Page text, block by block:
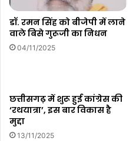
डॉ. रमन सिंह को बीजेपी में लाने
वाले बिसे गुरूजी का निधन
04/11/2025
छत्तीसगढ़ में शुरू हुई कांग्रेस की
‘रथयात्रा’, इस बार विकास है
मुद्दा
13/11/2025